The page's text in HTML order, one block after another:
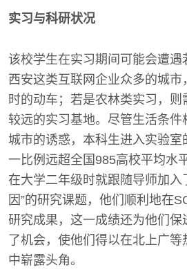
实习与科研状况
该校学生在实习期间可能会遭遇
西安这类互联网企业众多的城
时的动车；若是农林类实习，
较远的实习基地。尽管生活条件
城市的诱惑，本科生进入实验室
一比例远超全国985高校平均水
在大学二年级时就跟随导师加入
因”的研究课题，他们顺利地在
研究成果，这一成绩还为他们
了机会，使他们得以在北上广
中崭露头角。